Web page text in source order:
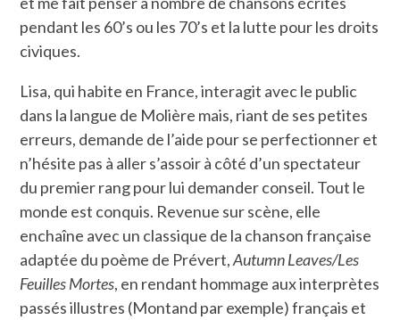
pendant les 60’s ou les 70’s et la lutte pour les droits
civiques.
Lisa, qui habite en France, interagit avec le public
dans la langue de Molière mais, riant de ses petites
erreurs, demande de l’aide pour se perfectionner et
n’hésite pas à aller s’assoir à côté d’un spectateur
du premier rang pour lui demander conseil. Tout le
monde est conquis. Revenue sur scène, elle
enchaîne avec un classique de la chanson française
adaptée du poème de Prévert,Autumn Leaves/Les
Feuilles Mortes, en rendant hommage aux interprètes
passés illustres (Montand par exemple) français et